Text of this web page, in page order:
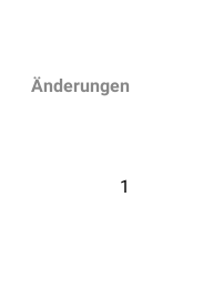
Änderungen
1